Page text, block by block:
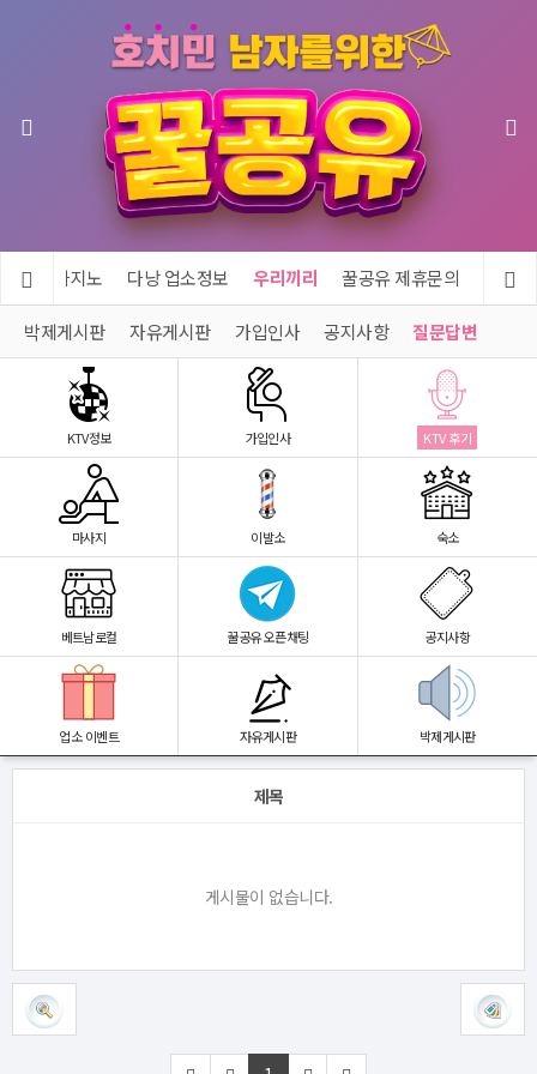
어 & 카지노 다낭 업소정보 우리끼리 꿀공유 제휴문의
박제게시판 자유게시판 가입인사 공지사항 질문답변
KTV정보 가입인사 KTV 후기
마사지 이발소 숙소
베트남로컬 꿀공유 오픈채팅 공지사항
업소 이벤트 자유게시판 박제게시판
제목
게시물이 없습니다.